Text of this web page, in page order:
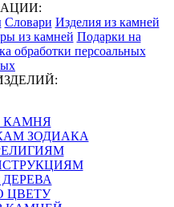
Словари Изделия из камней
из камней Подарки на
обработки персоальных
КАМНЯ
ЗОДИАКА
ЦВЕТУ